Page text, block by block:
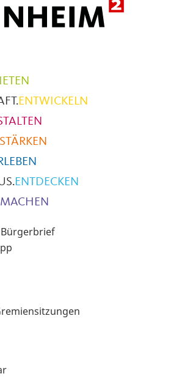
ENTWICKELN
STÄRKEN
ENTDECKEN
MACHEN